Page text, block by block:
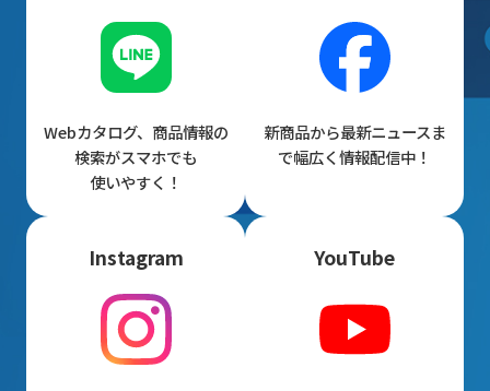
Webカタログ、商品情報の
検索がスマホでも
使いやすく！
新商品から最新ニュースま
で幅広く情報配信中！
Instagram YouTube